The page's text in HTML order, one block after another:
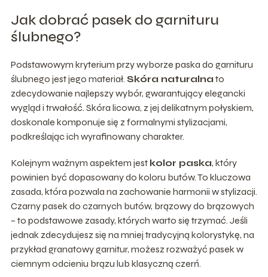
Jak dobrać pasek do garnituru
ślubnego?
Podstawowym kryterium przy wyborze paska do garnituru
ślubnego jest jego materiał. Skóra naturalna to
zdecydowanie najlepszy wybór, gwarantujący elegancki
wygląd i trwałość. Skóra licowa, z jej delikatnym połyskiem,
doskonale komponuje się z formalnymi stylizacjami,
podkreślając ich wyrafinowany charakter.
Kolejnym ważnym aspektem jest kolor paska, który
powinien być dopasowany do koloru butów. To kluczowa
zasada, która pozwala na zachowanie harmonii w stylizacji.
Czarny pasek do czarnych butów, brązowy do brązowych
– to podstawowe zasady, których warto się trzymać. Jeśli
jednak zdecydujesz się na mniej tradycyjną kolorystykę, na
przykład granatowy garnitur, możesz rozważyć pasek w
ciemnym odcieniu brązu lub klasyczną czerń.